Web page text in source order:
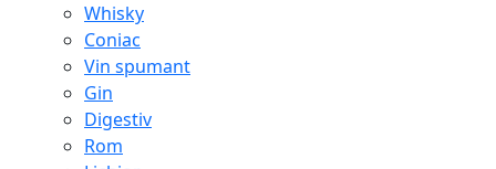
Whisky
Coniac
Vin spumant
Gin
Digestiv
Rom